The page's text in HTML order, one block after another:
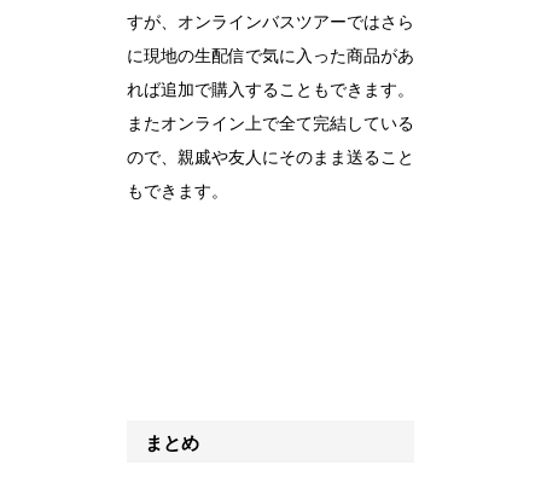
すが、オンラインバスツアーではさら
に現地の生配信で気に入った商品があ
れば追加で購入することもできます。
またオンライン上で全て完結している
ので、親戚や友人にそのまま送ること
もできます。
まとめ